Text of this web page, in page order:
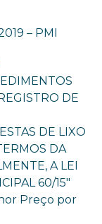
– PMI
DE
DE LIXO
DA
A LEI
60/15″
Preço por